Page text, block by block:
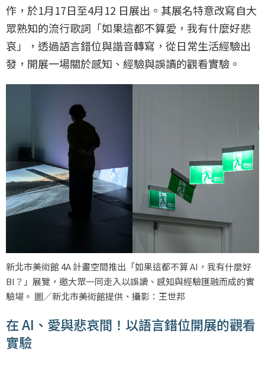
作，於1月17日至4月12 日展出。其展名特意改寫自大
眾熟知的流行歌詞「如果這都不算愛，我有什麼好悲
哀」，透過語言錯位與諧音轉寫，從日常生活經驗出
發，開展一場關於感知、經驗與誤讀的觀看實驗。
新北市美術館 4A 計畫空間推出「如果這都不算 AI，我有什麼好
BI？」展覽，邀大眾一同走入以誤讀、感知與經驗匯融而成的實
驗場。 圖／新北市美術館提供、攝影：王世邦
在 AI、愛與悲哀間！以語言錯位開展的觀看
實驗